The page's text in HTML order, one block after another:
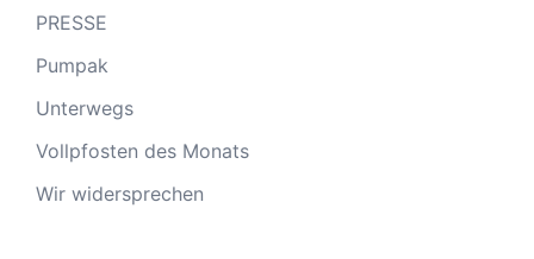
PRESSE
Pumpak
Unterwegs
Vollpfosten des Monats
Wir widersprechen